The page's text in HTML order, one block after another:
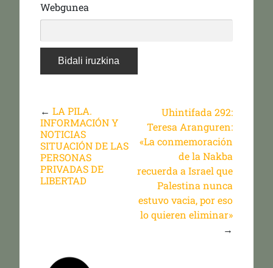
Webgunea
← LA PILA.
INFORMACIÓN Y
NOTICIAS
SITUACIÓN DE LAS
PERSONAS
PRIVADAS DE
LIBERTAD
Uhintifada 292:
Teresa Aranguren:
«La conmemoración
de la Nakba
recuerda a Israel que
Palestina nunca
estuvo vacia, por eso
lo quieren eliminar»
→